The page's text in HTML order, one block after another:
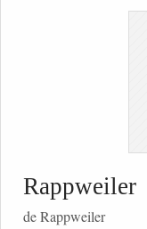
Rappweiler
de Rappweiler